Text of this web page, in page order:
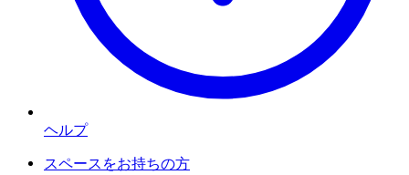
ヘルプ
スペースをお持ちの方